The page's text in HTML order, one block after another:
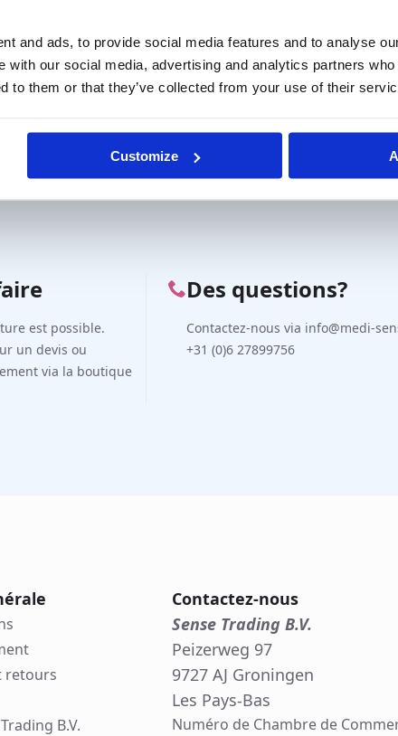
and ads, to provide social media features and to analyse
with our social media, advertising and analytics partners
to them or that they’ve collected from your use of their
CustomizePapillon stéréotest
€245,00
est possible.
un devis ou
via la boutique
Des questions?
Contactez-nous via info@medi-
+31 (0)6 27899756
retours
B.V.
Contactez-nous
Sense Trading B.V.
Peizerweg 97
9727 AJ Groningen
Les Pays-Bas
Numéro de Chambre de